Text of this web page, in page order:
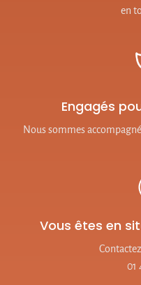
en
Engagés
Nous sommes
Vous êtes en
01